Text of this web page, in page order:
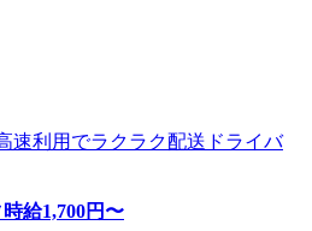
速利用でラクラク配送ドライバ
時給1,700円〜